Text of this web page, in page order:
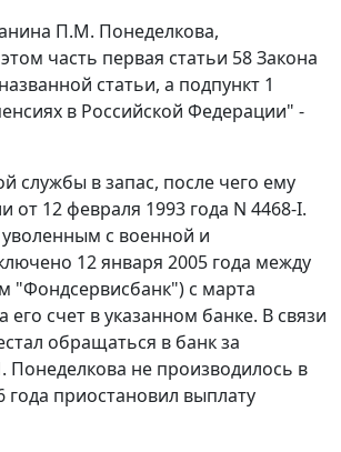
П.М. Понеделкова,
часть первая статьи 58 Закона
статьи, а подпункт 1
в Российской Федерации" -
службы в запас, после чего ему
от 12 февраля 1993 года N 4468-I.
с военной и
12 января 2005 года между
с марта
счет в указанном банке. В связи
обращаться в банк за
не производилось в
приостановил выплату